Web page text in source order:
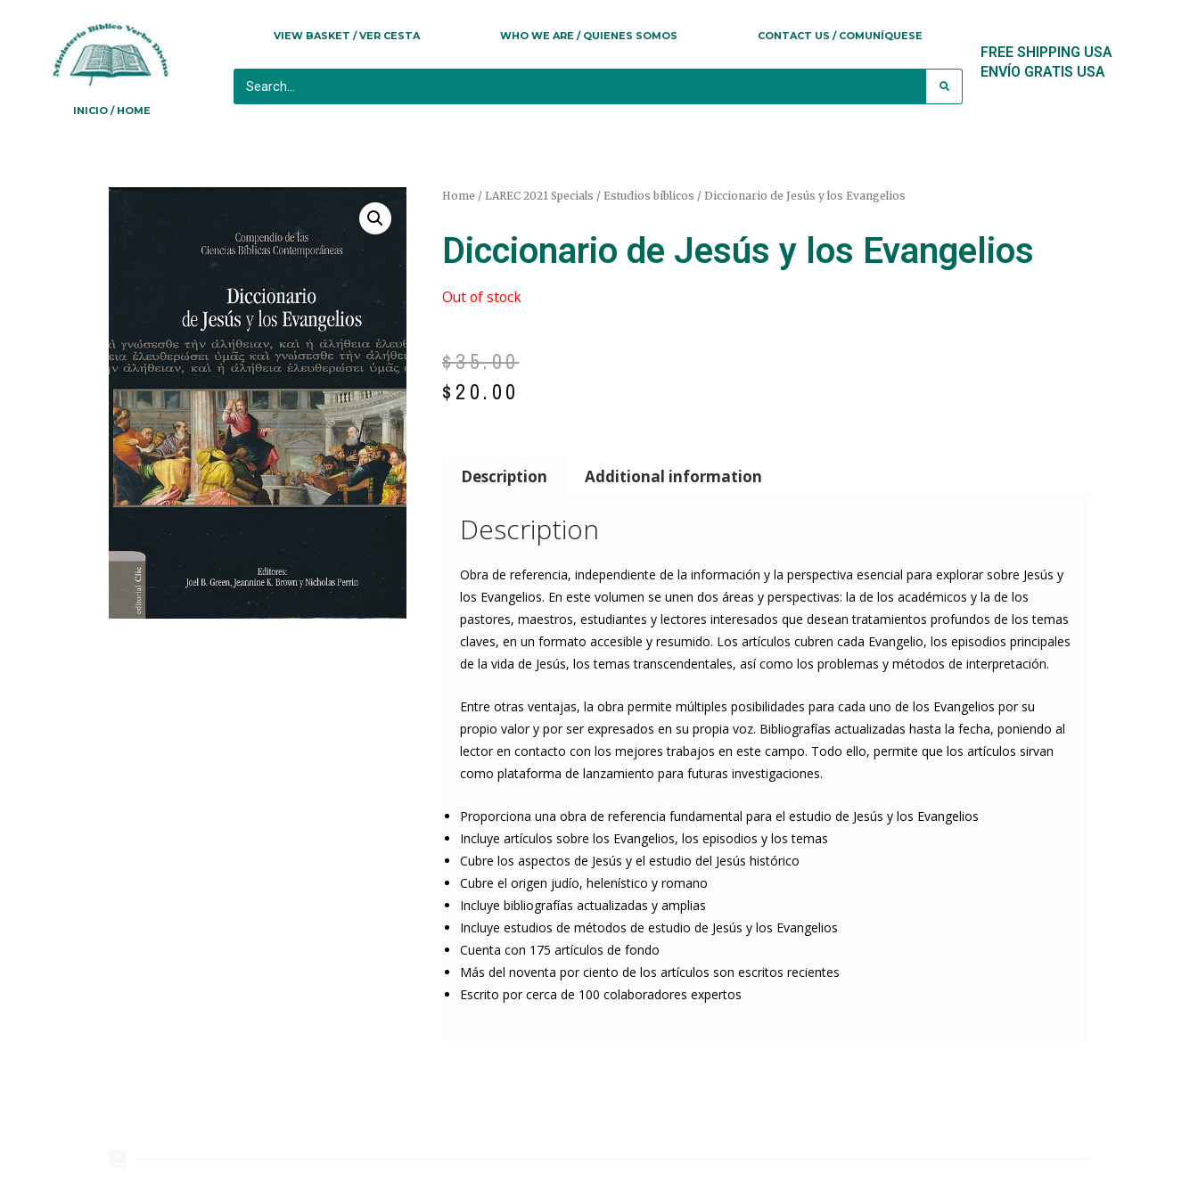
INICIO / HOME
VIEW BASKET / VER CESTA WHO WE ARE / QUIENES SOMOS CONTACT US / COMUNÍQUESE
FREE SHIPPING USA
ENVÍO GRATIS USA
Home / LAREC 2021 Specials / Estudios bíblicos / Diccionario de Jesús y los Evangelios
Diccionario de Jesús y los Evangelios
Out of stock
$35.00
$ 20.00
Description Additional information
Description
Obra de referencia, independiente de la información y la perspectiva esencial para explorar sobre Jesús y
los Evangelios. En este volumen se unen dos áreas y perspectivas: la de los académicos y la de los
pastores, maestros, estudiantes y lectores interesados ​​que desean tratamientos profundos de los temas
claves, en un formato accesible y resumido. Los artículos cubren cada Evangelio, los episodios principales
de la vida de Jesús, los temas transcendentales, así como los problemas y métodos de interpretación.
Entre otras ventajas, la obra permite múltiples posibilidades para cada uno de los Evangelios por su
propio valor y por ser expresados en su propia voz. Bibliografías actualizadas hasta la fecha, poniendo al
lector en contacto con los mejores trabajos en este campo. Todo ello, permite que los artículos sirvan
como plataforma de lanzamiento para futuras investigaciones.
Proporciona una obra de referencia fundamental para el estudio de Jesús y los Evangelios
Incluye artículos sobre los Evangelios, los episodios y los temas
Cubre los aspectos de Jesús y el estudio del Jesús histórico
Cubre el origen judío, helenístico y romano
Incluye bibliografías actualizadas y amplias
Incluye estudios de métodos de estudio de Jesús y los Evangelios
Cuenta con 175 artículos de fondo
Más del noventa por ciento de los artículos son escritos recientes
Escrito por cerca de 100 colaboradores expertos